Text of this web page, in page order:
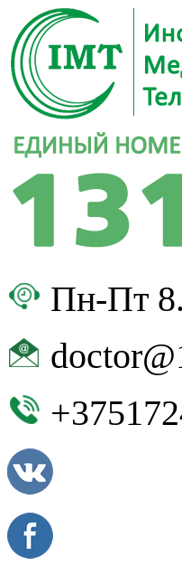
Пн-Пт